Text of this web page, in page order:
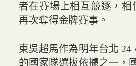
者在賽場上相互競逐，相
再次奪得金牌賽事。
東吳超馬作為明年台北 24
的國家隊選拔依據之一，